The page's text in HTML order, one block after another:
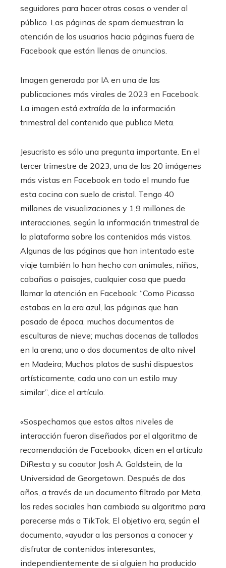
seguidores para hacer otras cosas o vender al
público. Las páginas de spam demuestran la
atención de los usuarios hacia páginas fuera de
Facebook que están llenas de anuncios.
Imagen generada por IA en una de las
publicaciones más virales de 2023 en Facebook.
La imagen está extraída de la información
trimestral del contenido que publica Meta.
Jesucristo es sólo una pregunta importante. En el
tercer trimestre de 2023, una de las 20 imágenes
más vistas en Facebook en todo el mundo fue
esta cocina con suelo de cristal. Tengo 40
millones de visualizaciones y 1,9 millones de
interacciones, según la información trimestral de
la plataforma sobre los contenidos más vistos.
Algunas de las páginas que han intentado este
viaje también lo han hecho con animales, niños,
cabañas o paisajes, cualquier cosa que pueda
llamar la atención en Facebook: “Como Picasso
estabas en la era azul, las páginas que han
pasado de época, muchos documentos de
esculturas de nieve; muchas docenas de tallados
en la arena; uno o dos documentos de alto nivel
en Madeira; Muchos platos de sushi dispuestos
artísticamente, cada uno con un estilo muy
similar”, dice el artículo.
«Sospechamos que estos altos niveles de
interacción fueron diseñados por el algoritmo de
recomendación de Facebook», dicen en el artículo
DiResta y su coautor Josh A. Goldstein, de la
Universidad de Georgetown. Después de dos
años, a través de un documento filtrado por Meta,
las redes sociales han cambiado su algoritmo para
parecerse más a TikTok. El objetivo era, según el
documento, «ayudar a las personas a conocer y
disfrutar de contenidos interesantes,
independientemente de si alguien ha producido